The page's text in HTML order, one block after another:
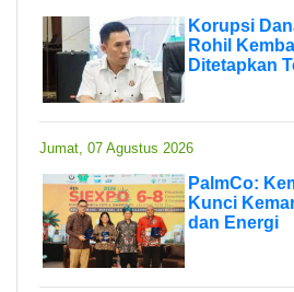
Korupsi
Rohil
Ditetapkan
Jumat, 07 Agustus 2026
PalmCo:
Kunci
dan Energi